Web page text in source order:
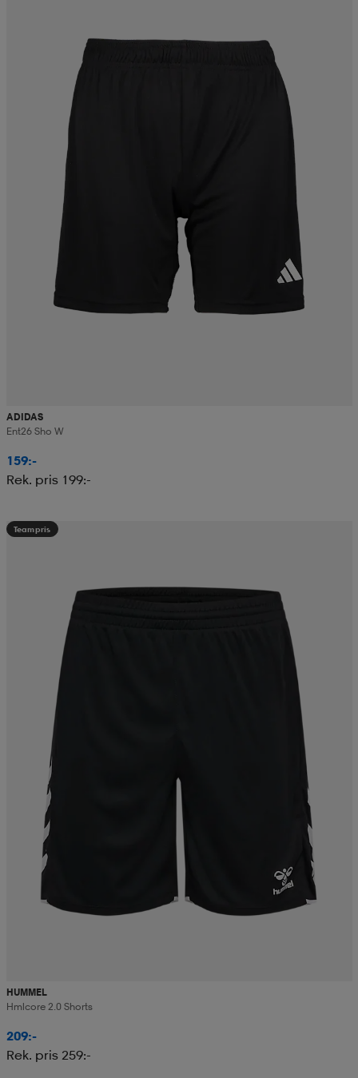
ADIDAS
Ent26 Sho W
159:-
Rek. pris 199:-
Teampris
HUMMEL
Hmlcore 2.0 Shorts
209:-
Rek. pris 259:-